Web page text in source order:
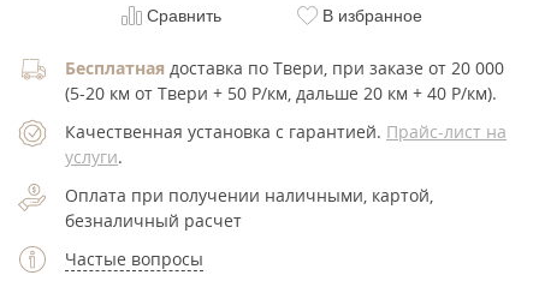
Сравнить В избранное
Бесплатная доставка по Твери, при заказе от 20 000
(5-20 км от Твери + 50 Р/км, дальше 20 км + 40 Р/км).
Качественная установка с гарантией. Прайс-лист на
услуги.
Оплата при получении наличными, картой,
безналичный расчет
Частые вопросы